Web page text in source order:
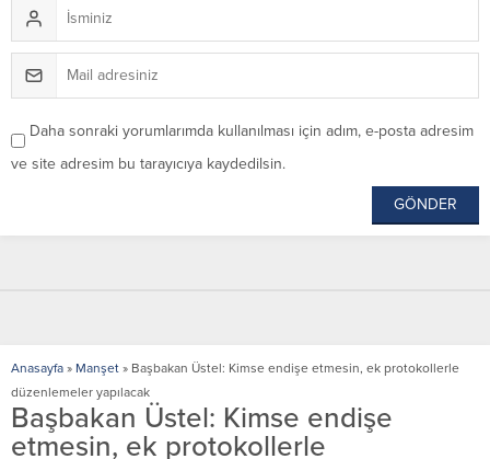
Daha sonraki yorumlarımda kullanılması için adım, e-posta adresim
ve site adresim bu tarayıcıya kaydedilsin.
Anasayfa » Manşet » Başbakan Üstel: Kimse endişe etmesin, ek protokollerle
düzenlemeler yapılacak
Başbakan Üstel: Kimse endişe
etmesin, ek protokollerle